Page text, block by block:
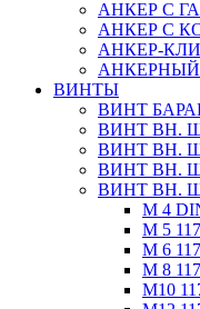
АНКЕР С
АНКЕР С
АНКЕР-
АНКЕРНЫЙ
ВИНТЫ
ВИНТ
ВИНТ ВН.
ВИНТ ВН.
ВИНТ ВН.
ВИНТ ВН.
М 4
М 5
М 6
М 8
М10